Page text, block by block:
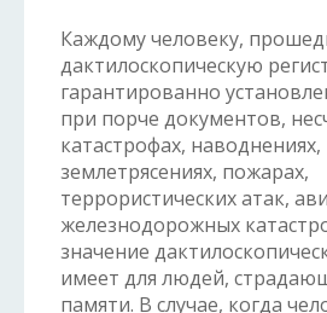
Каждому человеку,
дактилоскопическую
гарантированно
при порче документов,
катастрофах, наводнениях,
землетрясениях, пожарах,
террористических атак,
железнодорожных
значение
имеет для людей,
памяти. В случае, когда